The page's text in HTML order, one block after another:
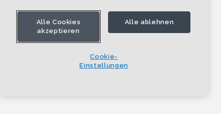
Alle Cookies
akzeptieren
Alle ablehnen
Cookie-
Einstellungen